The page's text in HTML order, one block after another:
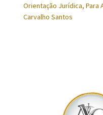
Orientação Jurídica, Para
Carvalho Santos